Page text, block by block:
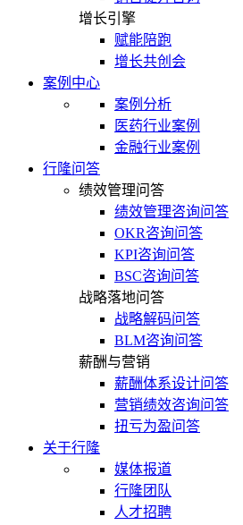
增长引擎
赋能陪跑
增长共创会
案例中心
案例分析
医药行业案例
金融行业案例
行隆问答
绩效管理问答
绩效管理咨询问答
OKR咨询问答
KPI咨询问答
BSC咨询问答
战略落地问答
战略解码问答
BLM咨询问答
薪酬与营销
薪酬体系设计问答
营销绩效咨询问答
扭亏为盈问答
关于行隆
媒体报道
行隆团队
人才招聘